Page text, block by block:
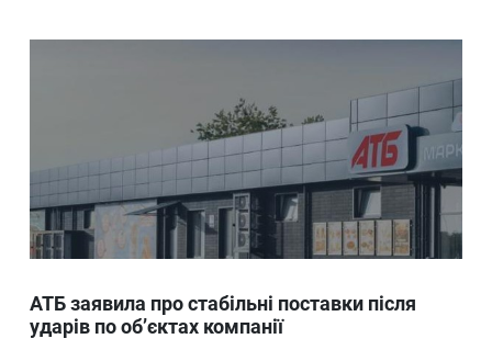
АТБ заявила про стабільні поставки після
ударів по об’єктах компанії